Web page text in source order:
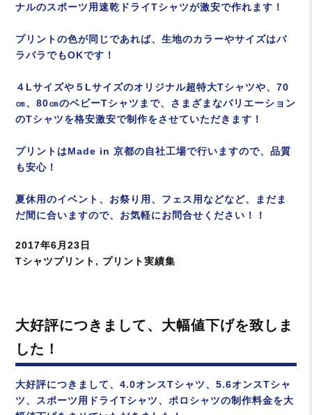
ナルのスポーツ用速乾ドライTシャツが激安で作れます！
プリントの色が同じであれば、生地のカラーやサイズはバ
ラバラでもOKです！
４Lサイズや５Lサイズのオリジナル超特大Tシャツや、70
㎝、80㎝のベビーTシャツまで、さまざまなバリエーション
のTシャツを格安激安で制作をさせていただきます！
プリントはMade in 京都の自社工場で行いますので、品質
も安心！
夏休用のイベント、お祭り用、フェス用などなど、まだま
だ間に合いますので、お気軽にお問合せください！！
投
稿
2017年6月23日
カ
ー
Tシャツプリント , プリント実績集
大好評につきまして、大幅値下げを致しま
した！
大好評につきまして、4.0オンスTシャツ、5.6オンスTシャ
ツ、スポーツ用ドライTシャツ、ポロシャツの制作料金を大